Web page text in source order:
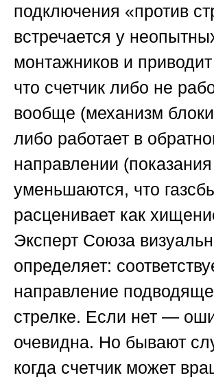
подключения «против
встречается у
монтажников и приводит
что счетчик либо не
вообще (механизм
либо работает в
направлении (показания
уменьшаются, что
расценивает как
Эксперт Союза
определяет:
направление
стрелке. Если нет —
очевидна. Но бывают
когда счетчик может